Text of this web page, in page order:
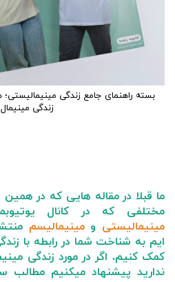
بسته راهنمای جامع زندگی
زندگی مینیمال
ما قبلا در مقاله هایی که در همین
مختلفی که در کانال
مینیمالیستی ومینیمالیسم
ایم به شناخت شما در رابطه با
کمک کنیم. اگر در مورد زندگی
ندارید پیشنهاد میکنیم مطالب